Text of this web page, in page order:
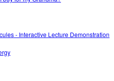
- Interactive Lecture Demonstration